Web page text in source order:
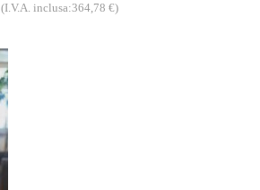
(I.V.A. inclusa:364,78 €)